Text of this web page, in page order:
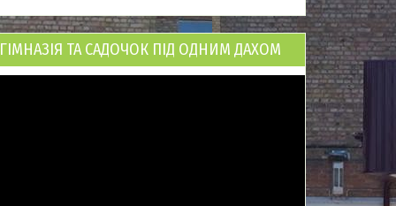
ГІМНАЗІЯ ТА САДОЧОК ПІД ОДНИМ ДАХОМ